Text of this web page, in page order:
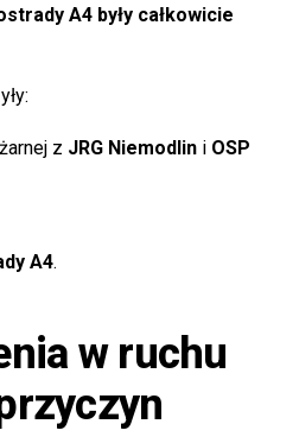
A4 były całkowicie
z JRG Niemodlin i OSP
A4.
w ruchu